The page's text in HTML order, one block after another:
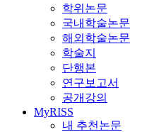
학위논문
국내학술논문
해외학술논문
학술지
단행본
연구보고서
공개강의
MyRISS
내 추천논문